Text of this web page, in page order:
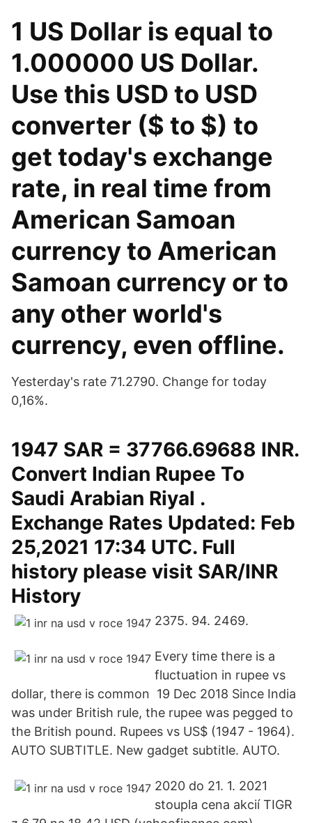
1 US Dollar is equal to
1.000000 US Dollar.
Use this USD to USD
converter ($ to $) to
get today's exchange
rate, in real time from
American Samoan
currency to American
Samoan currency or to
any other world's
currency, even offline.
Yesterday's rate 71.2790. Change for today
0,16%.
1947 SAR = 37766.69688 INR.
Convert Indian Rupee To
Saudi Arabian Riyal .
Exchange Rates Updated: Feb
25,2021 17:34 UTC. Full
history please visit SAR/INR
History
2375. 94. 2469.
Every time there is a
fluctuation in rupee vs
dollar, there is common 19 Dec 2018 Since India
was under British rule, the rupee was pegged to
the British pound. Rupees vs US$ (1947 - 1964).
AUTO SUBTITLE. New gadget subtitle. AUTO.
2020 do 21. 1. 2021
stoupla cena akcií TIGR